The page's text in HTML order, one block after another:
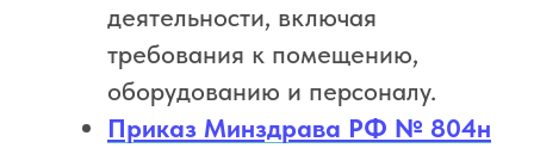
деятельности, включая
требования к помещению,
оборудованию и персоналу.
Приказ Минздрава РФ № 804н